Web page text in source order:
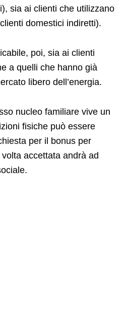
sia ai clienti che utilizzano
domestici indiretti).
poi, sia ai clienti
a quelli che hanno già
libero dell’energia.
nucleo familiare vive un
fisiche può essere
per il bonus per
accettata andrà ad